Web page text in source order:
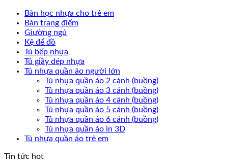
Bàn học nhựa cho trẻ em
Bàn trang điểm
Giường ngủ
Kệ để đồ
Tủ bếp nhựa
Tủ giầy dép nhựa
Tủ nhựa quần áo người lớn
Tủ nhựa quần áo 2 cánh (buồng)
Tủ nhựa quần áo 3 cánh (buồng)
Tủ nhựa quần áo 4 cánh (buồng)
Tủ nhựa quần áo 5 cánh (buồng)
Tủ nhựa quần áo 6 cánh (buồng)
Tủ nhựa quần áo in 3D
Tủ nhựa quần áo trẻ em
Tin tức hot